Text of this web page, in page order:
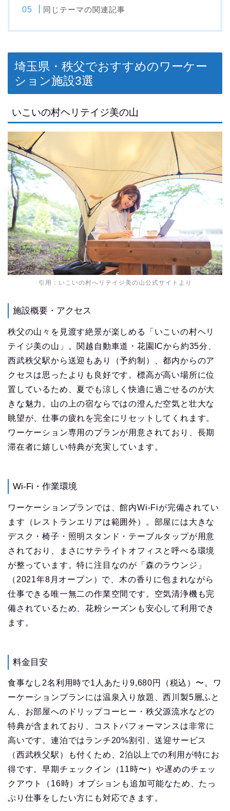
同じテーマの関連記事
埼玉県・秩父でおすすめのワーケー
ション施設3選
いこいの村ヘリテイジ美の山
引用：いこいの村へリテイジ美の山公式サイトより
施設概要・アクセス
秩父の山々を見渡す絶景が楽しめる「いこいの村ヘリ
テイジ美の山」。関越自動車道・花園ICから約35分、
西武秩父駅から送迎もあり（予約制）、都内からのア
クセスは思ったよりも良好です。標高が高い場所に位
置しているため、夏でも涼しく快適に過ごせるのが大
きな魅力。山の上の宿ならではの澄んだ空気と壮大な
眺望が、仕事の疲れを完全にリセットしてくれます。
ワーケーション専用のプランが用意されており、長期
滞在者に嬉しい特典が充実しています。
Wi-Fi・作業環境
ワーケーションプランでは、館内Wi-Fiが完備されてい
ます（レストランエリアは範囲外）。部屋には大きな
デスク・椅子・照明スタンド・テーブルタップが用意
されており、まさにサテライトオフィスと呼べる環境
が整っています。特に注目なのが「森のラウンジ」
（2021年8月オープン）で、木の香りに包まれながら
仕事できる唯一無二の作業空間です。空気清浄機も完
備されているため、花粉シーズンも安心して利用でき
ます。
料金目安
食事なし2名利用時で1人あたり9,680円（税込）〜。ワ
ーケーションプランには温泉入り放題、西川製5層ふと
ん、お部屋へのドリップコーヒー・秩父源流水などの
特典が含まれており、コストパフォーマンスは非常に
高いです。連泊ではランチ20%割引、送迎サービス
（西武秩父駅）も付くため、2泊以上での利用が特にお
得です。早期チェックイン（11時〜）や遅めのチェッ
クアウト（16時）オプションも追加可能なため、たっ
ぷり仕事をしたい方にも対応できます。